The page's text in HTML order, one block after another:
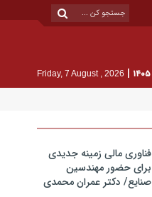
|
Friday, 7 August , 2026
فناوری مالی زمینه جدیدی
برای حضور مهندسین
صنایع/ دکتر عمران محمدی